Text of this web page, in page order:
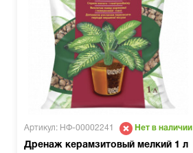
Артикул: НФ-00002241 Нет в наличии
Дренаж керамзитовый мелкий 1 л